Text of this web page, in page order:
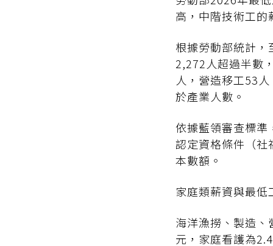
高，中階技術工
根據勞動部統計
2,272人超過半數
人，營造移工53
於產業人數。
依據藍領審查標
認定資格條件（社
本數額。
家庭類薪資與最
海洋漁撈、製造
元，家庭看護為